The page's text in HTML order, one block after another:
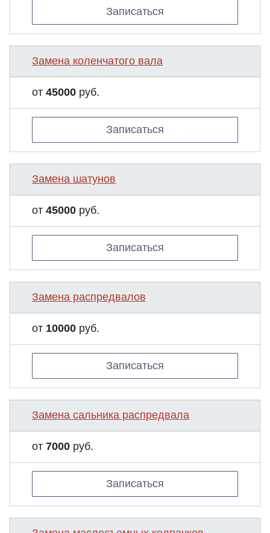
Записаться
Замена коленчатого вала
от 45000 руб.
Записаться
Замена шатунов
от 45000 руб.
Записаться
Замена распредвалов
от 10000 руб.
Записаться
Замена сальника распредвала
от 7000 руб.
Записаться